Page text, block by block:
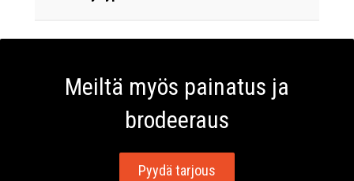
Meiltä myös painatus ja
brodeeraus
Pyydä tarjous